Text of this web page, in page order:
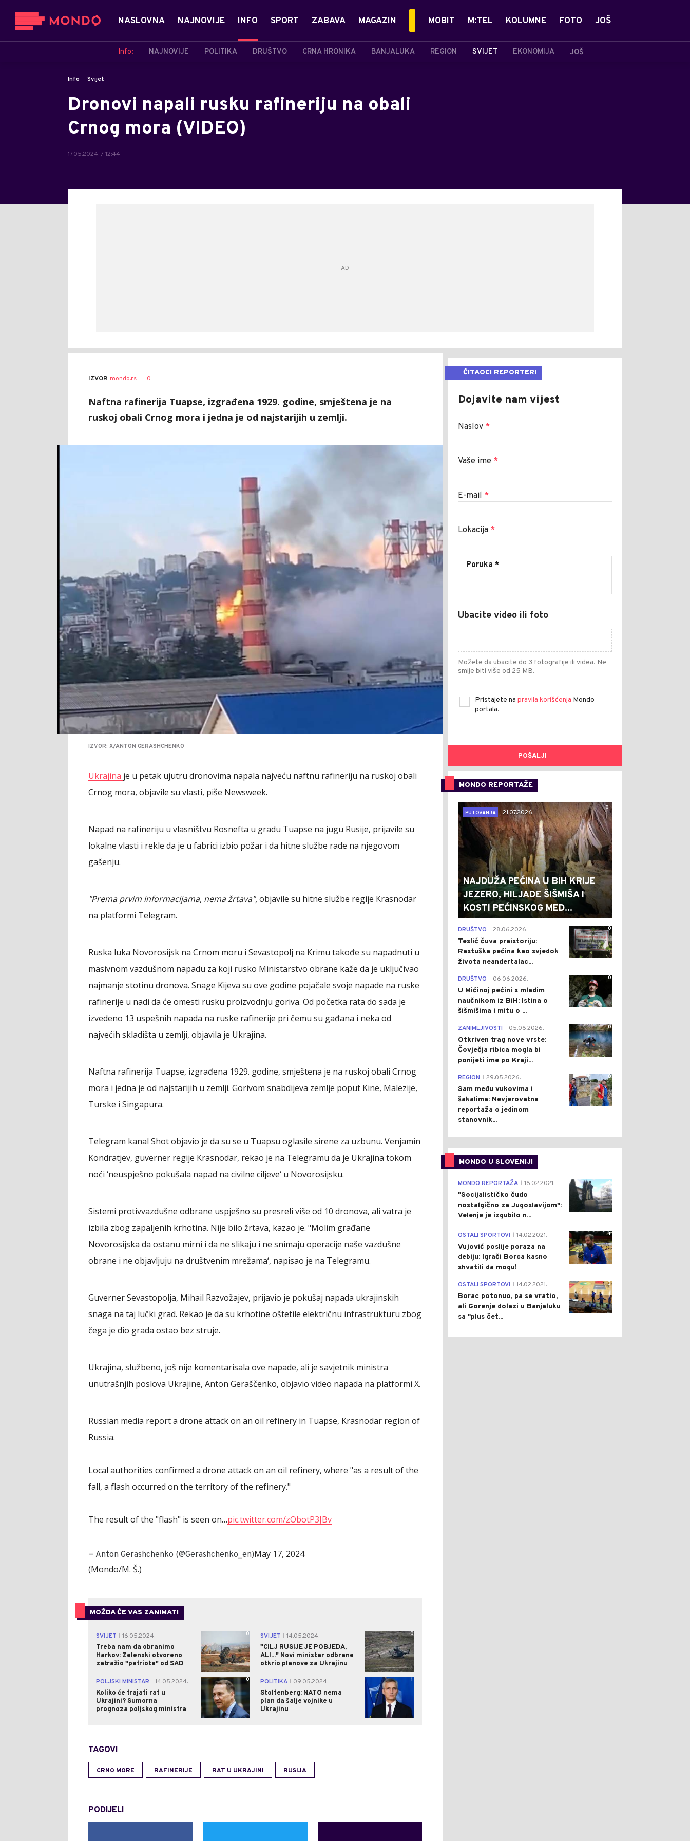
NASLOVNA NAJNOVIJE INFO
Info: NAJNOVIJE POLITIKA DRUŠTVO CRNA HRONIKA BANJALUKA REGION SVIJET EKONOMIJA JOŠ
SPORT ZABAVA MAGAZIN MOBIT M:TEL KOLUMNE FOTO JOŠ
Info Svijet
Dronovi napali rusku rafineriju na obali
Crnog mora (VIDEO)
17.05.2024. / 12:44
IZVOR mondo.rs 0
Naftna rafinerija Tuapse, izgrađena 1929. godine, smještena je na
ruskoj obali Crnog mora i jedna je od najstarijih u zemlji.
IZVOR: X/ANTON GERASHCHENKO
Ukrajina je u petak ujutru dronovima napala najveću naftnu rafineriju na ruskoj obali
Crnog mora, objavile su vlasti, piše Newsweek.
Napad na rafineriju u vlasništvu Rosnefta u gradu Tuapse na jugu Rusije, prijavile su
lokalne vlasti i rekle da je u fabrici izbio požar i da hitne službe rade na njegovom
gašenju.
"Prema prvim informacijama, nema žrtava",objavile su hitne službe regije Krasnodar
na platformi Telegram.
Ruska luka Novorosijsk na Crnom moru i Sevastopolj na Krimu takođe su napadnuti u
masivnom vazdušnom napadu za koji rusko Ministarstvo obrane kaže da je uključivao
najmanje stotinu dronova. Snage Kijeva su ove godine pojačale svoje napade na ruske
rafinerije u nadi da će omesti rusku proizvodnju goriva. Od početka rata do sada je
izvedeno 13 uspešnih napada na ruske rafinerije pri čemu su gađana i neka od
najvećih skladišta u zemlji, objavila je Ukrajina.
Naftna rafinerija Tuapse, izgrađena 1929. godine, smještena je na ruskoj obali Crnog
mora i jedna je od najstarijih u zemlji. Gorivom snabdijeva zemlje poput Kine, Malezije,
Turske i Singapura.
Telegram kanal Shot objavio je da su se u Tuapsu oglasile sirene za uzbunu. Venjamin
Kondratjev, guverner regije Krasnodar, rekao je na Telegramu da je Ukrajina tokom
noći ‘neuspješno pokušala napad na civilne ciljeve‘ u Novorosijsku.
Sistemi protivvazdušne odbrane uspješno su presreli više od 10 dronova, ali vatra je
izbila zbog zapaljenih krhotina. Nije bilo žrtava, kazao je. "Molim građane
Novorosijska da ostanu mirni i da ne slikaju i ne snimaju operacije naše vazdušne
obrane i ne objavljuju na društvenim mrežama‘, napisao je na Telegramu.
Guverner Sevastopolja, Mihail Razvožajev, prijavio je pokušaj napada ukrajinskih
snaga na taj lučki grad. Rekao je da su krhotine oštetile električnu infrastrukturu zbog
čega je dio grada ostao bez struje.
Ukrajina, službeno, još nije komentarisala ove napade, ali je savjetnik ministra
unutrašnjih poslova Ukrajine, Anton Geraščenko, objavio video napada na platformi X.
Russian media report a drone attack on an oil refinery in Tuapse, Krasnodar region of
Russia.
Local authorities confirmed a drone attack on an oil refinery, where "as a result of the
fall, a flash occurred on the territory of the refinery."
The result of the "flash" is seen on…pic.twitter.com/zObotP3JBv
— Anton Gerashchenko (@Gerashchenko_en)May 17, 2024
(Mondo/M. Š.)
MOŽDA ĆE VAS ZANIMATI
SVIJET
16.05.2024.
Treba nam da obranimo
Harkov: Zelenski otvoreno
zatražio "patriote" od SAD
0 SVIJET
14.05.2024.
"CILJ RUSIJE JE POBJEDA,
ALI..." Novi ministar odbrane
otkrio planove za Ukrajinu
0
POLJSKI MINISTAR
14.05.2024.
Koliko će trajati rat u
Ukrajini? Sumorna
prognoza poljskog ministra
0 POLITIKA
09.05.2024.
Stoltenberg: NATO nema
plan da šalje vojnike u
Ukrajinu
1
TAGOVI
CRNO MORE RAFINERIJE RAT U UKRAJINI RUSIJA
PODIJELI
ČITAOCI REPORTERI
Dojavite nam vijest
Naslov *
Vaše ime *
E-mail *
Lokacija *
Ubacite video ili foto
Možete da ubacite do 3 fotografije ili videa. Ne
smije biti više od 25 MB.
Pristajete na pravila korišćenja Mondo
portala.
POŠALJI
MONDO REPORTAŽE
0
PUTOVANJA
21.07.2026.
NAJDUŽA PEĆINA U BIH KRIJE
JEZERO, HILJADE ŠIŠMIŠA I
KOSTI PEĆINSKOG MED...
0
DRUŠTVO 28.06.2026.
Teslić čuva praistoriju:
Rastuška pećina kao svjedok
života neandertalac...
0
DRUŠTVO 06.06.2026.
U Mićinoj pećini s mladim
naučnikom iz BiH: Istina o
šišmišima i mitu o ...
0
ZANIMLJIVOSTI 05.06.2026.
Otkriven trag nove vrste:
Čovječja ribica mogla bi
ponijeti ime po Kraji...
0
REGION 29.05.2026.
Sam među vukovima i
šakalima: Nevjerovatna
reportaža o jedinom
stanovnik...
MONDO U SLOVENIJI
4
MONDO REPORTAŽA 16.02.2021.
"Socijalističko čudo
nostalgično za Jugoslavijom":
Velenje je izgubilo n...
1
OSTALI SPORTOVI 14.02.2021.
Vujović poslije poraza na
debiju: Igrači Borca kasno
shvatili da mogu!
3
OSTALI SPORTOVI 14.02.2021.
Borac potonuo, pa se vratio,
ali Gorenje dolazi u Banjaluku
sa "plus čet...